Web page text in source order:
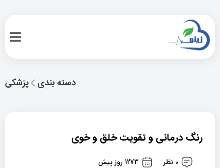
پزشکی دسته بندی
رنگ درمانی و تقویت خلق و خوی
0 نظر 1273 روز پیش